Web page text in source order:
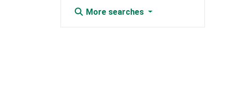
More searches